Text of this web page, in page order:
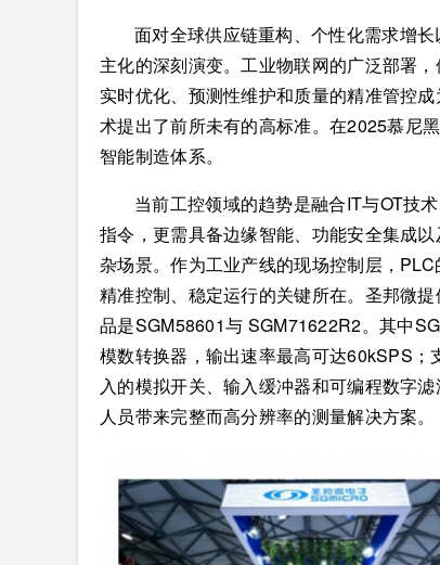
面对全球供应链重构、个性化需求增
主化的深刻演变。工业物联网的广泛部署
实时优化、预测性维护和质量的精准管控
术提出了前所未有的高标准。在2025慕尼
智能制造体系。
当前工控领域的趋势是融合IT与OT技
指令，更需具备边缘智能、功能安全集成
杂场景。作为工业产线的现场控制层，
精准控制、稳定运行的关键所在。圣邦微
品是SGM58601与 SGM71622R2。其中
模数转换器，输出速率最高可达60kSPS
入的模拟开关、输入缓冲器和可编程数
人员带来完整而高分辨率的测量解决方案。